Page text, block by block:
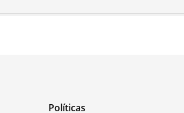
Políticas